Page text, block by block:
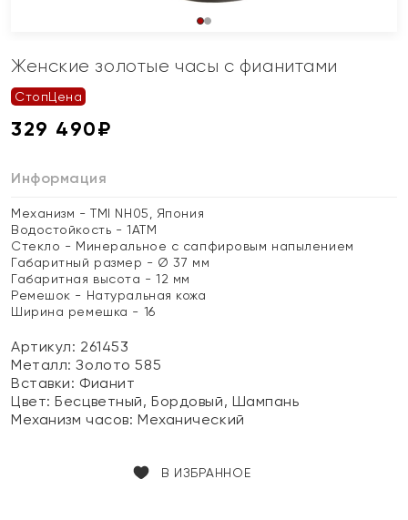
Женские золотые часы с фианитами
СтопЦена
329 490₽
Информация
Механизм - TMI NH05, Япония
Водостойкость - 1АТМ
Стекло - Минеральное с сапфировым напылением
Габаритный размер - Ø 37 мм
Габаритная высота - 12 мм
Ремешок - Натуральная кожа
Ширина ремешка - 16
Артикул: 261453
Металл:Золото 585
Вставки: Фианит
Цвет:Бесцветный, Бордовый, Шампань
Механизм часов: Механический
В ИЗБРАННОЕ